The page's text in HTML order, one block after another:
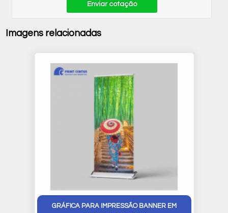
Enviar cotação
Imagens relacionadas
GRÁFICA PARA IMPRESSÃO BANNER EM